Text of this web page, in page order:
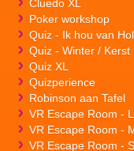
Cluedo XL
Poker workshop
Quiz - Ik hou van
Quiz - Winter / Kerst
Quiz XL
Quizperience
Robinson aan Tafel
VR Escape Room -
VR Escape Room -
VR Escape Room -